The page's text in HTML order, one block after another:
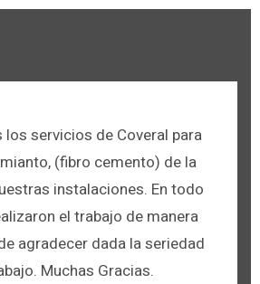
servicios de Coveral para
(fibro cemento) de la
instalaciones. En todo
el trabajo de manera
agradecer dada la seriedad
Muchas Gracias.